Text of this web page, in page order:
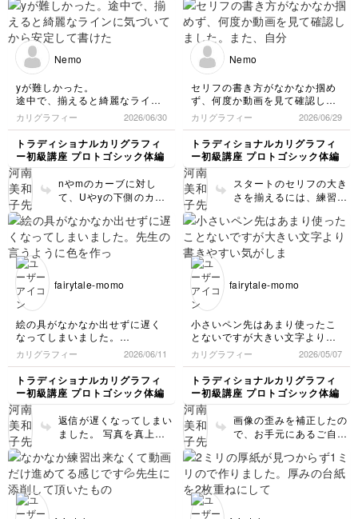
に現れてきてますよ！
文字内側に出来る白い楕
円形の形を見て書いてく
ずっと書いていると、ど
なってきます。 こちは
も、ドンドン単語にして
練習していきましょう！
文字ずつの練習より、単
語にしてみてください
ね！ 揃え方が重要にな
Nemo
yが難しかった。
途中で、揃えると綺麗なライン
に気づいてから安定して書け
た。
上手くいかないときは、空白の
形や平行になる線など、よく観
察しなくてはと改めて思った
カリグラフィー 2026/06/30
トラディショナルカリグラフィ
ー初級講座 プロトゴシック体編
nやmのカーブに対し
て、Uやyの下側のカー
すよね。 でも、空白の
形や前のラインに平行に
書くなど、見るポイント
されてますよ！ 文字幅
いです。u、yは幅が広く
なりやすいので、気をつ
けていきましょう。 文
字内側に出来る「カーブ
の形」も、見比べなが
ら、書いてみて下さい
ね！
Nemo
セリフの書き方がなかなか掴め
ず、何度か動画を見て確認しま
した。
また、自分のセリフが大きく感
じます。。。
練習ストローク２の、nの山の
角度が決まらず、継続して練習
したいです。
今日はｉからｈまで。
カリグラフィー 2026/06/29
トラディショナルカリグラフィ
ー初級講座 プロトゴシック体編
スタートのセリフの大き
さを揃えるには、練習が
コツを掴みましょう。 1
ストローク目のペン角が
高い（45°位）になる事
ださい。 2ストローク目
り右から左へと動かさ
ず、微かに細い線が見え
るくらいでオッケーで
す。
fairytale-momo
絵の具がなかなか出せずに遅く
なってしまいました。
先生の言うように色を作ったつ
もりが書いてみるとやはり濃か
った気がします。
完璧に乾いたと思って線を消し
ましたが文字の1部の色も薄く
なってしまいました💦
いつも撮り方が悪かったので真
上から撮ったつもりなのですが
どうでしょうか😅
カリグラフィー 2026/06/11
トラディショナルカリグラフィ
ー初級講座 プロトゴシック体編
返信が遅くなってしまい
ました。 写真を真上か
がとうございます。バッ
チリ👌です！ 色作り、
グラデーションの具合い
fairytale-momo
小さいペン先はあまり使ったこ
とないですが大きい文字より書
きやすい気がしました。
カリグラフィー 2026/05/07
トラディショナルカリグラフィ
ー初級講座 プロトゴシック体編
画像の歪みを補正したの
で、お手元にあるご自分
ごめんなさい。 写真を
撮る時に、なるべく真上
から撮って、紙の端まで